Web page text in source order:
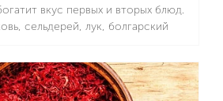
вкус первых и вторых блюд.
сельдерей, лук, болгарский
вкуса — отличное
обеда или домашнего
для овощей SCARLETT
Подробнее